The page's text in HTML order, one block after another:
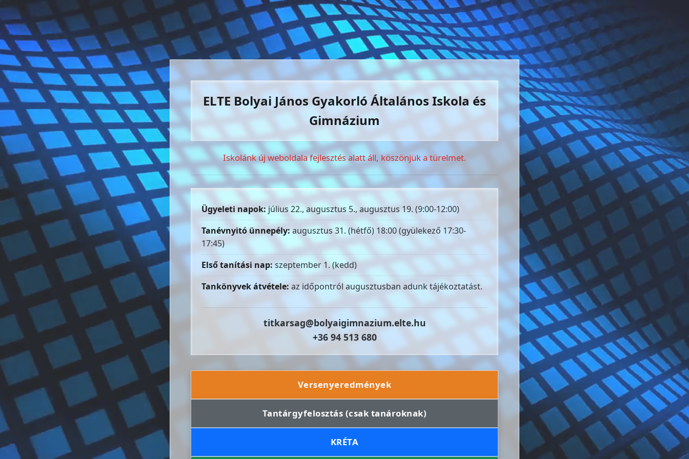
ELTE Bolyai János Gyakorló Általános Iskola és
Gimnázium
Iskolánk új weboldala fejlesztés alatt áll, köszönjük a türelmet.
Ügyeleti napok:július 22., augusztus 5., augusztus 19. (9:00-12:00)
Tanévnyitó ünnepély:augusztus 31. (hétfő) 18:00 (gyülekező 17:30-
17:45)
Első tanítási nap: szeptember 1. (kedd)
Tankönyvek átvétele: az időpontról augusztusban adunk tájékoztatást.
titkarsag@bolyaigimnazium.elte.hu
+36 94 513 680
Versenyeredmények
Tantárgyfelosztás (csak tanároknak)
KRÉTA